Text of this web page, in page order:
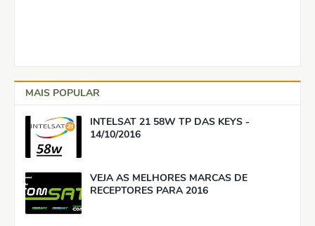
MAIS POPULAR
INTELSAT 21 58W TP DAS KEYS -
14/10/2016
VEJA AS MELHORES MARCAS DE
RECEPTORES PARA 2016